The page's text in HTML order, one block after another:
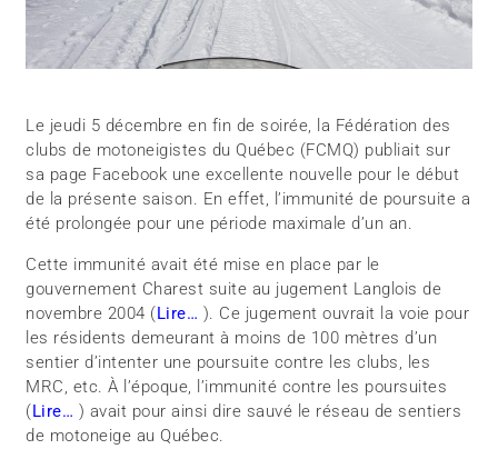
Le jeudi 5 décembre en fin de soirée, la Fédération des
clubs de motoneigistes du Québec (FCMQ) publiait sur
sa page Facebook une excellente nouvelle pour le début
de la présente saison. En effet, l’immunité de poursuite a
été prolongée pour une période maximale d’un an.
Cette immunité avait été mise en place par le
gouvernement Charest suite au jugement Langlois de
novembre 2004 (Lire… ). Ce jugement ouvrait la voie pour
les résidents demeurant à moins de 100 mètres d’un
sentier d’intenter une poursuite contre les clubs, les
MRC, etc. À l’époque, l’immunité contre les poursuites
(Lire… ) avait pour ainsi dire sauvé le réseau de sentiers
de motoneige au Québec.